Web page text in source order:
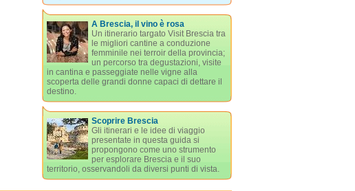
A Brescia, il vino è rosa
Un itinerario targato Visit Brescia tra
le migliori cantine a conduzione
femminile nei terroir della provincia;
un percorso tra degustazioni, visite
in cantina e passeggiate nelle vigne alla
scoperta delle grandi donne capaci di dettare il
destino.
Scoprire Brescia
Gli itinerari e le idee di viaggio
presentate in questa guida si
propongono come uno strumento
per esplorare Brescia e il suo
territorio, osservandoli da diversi punti di vista.